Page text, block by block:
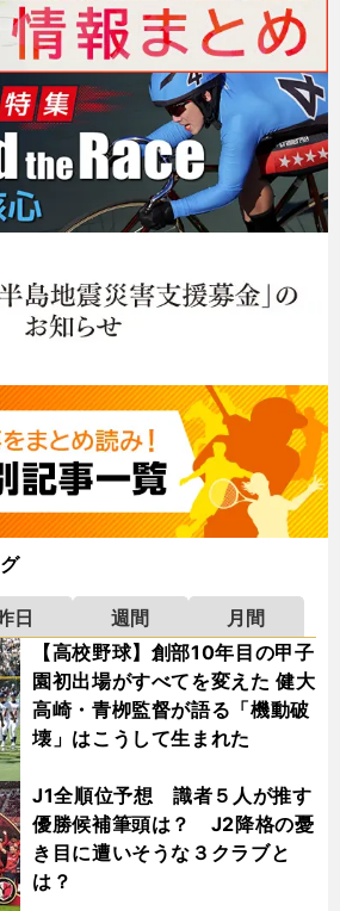
日 週間
月間
【高校野球】創部10年目の甲子
園初出場がすべてを変えた 健大
高崎・青栁監督が語る「機動破
壊」はこうして生まれた
J1全順位予想 識者５人が推す
優勝候補筆頭は？ J2降格の憂
き目に遭いそうな３クラブと
は？